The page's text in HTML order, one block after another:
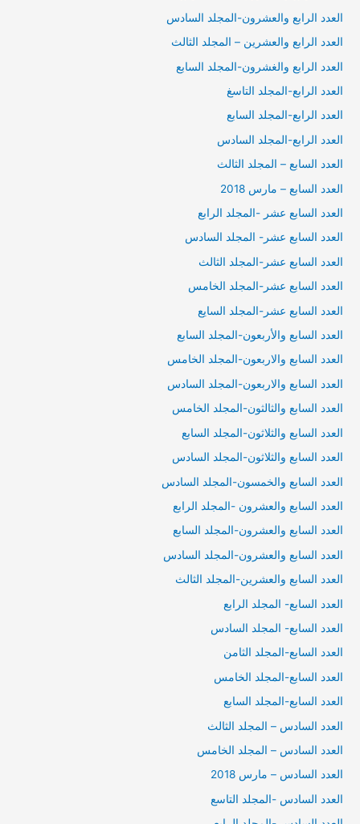
العدد الرابع والعشرون-المجلد السادس
العدد الرابع والعشرين – المجلد الثالث
العدد الرابع والغشرون-المجلد السابع
العدد الرابع-المجلد التاسغ
العدد الرابع-المجلد السابع
العدد الرابع-المجلد السادس
العدد السابع – المجلد الثالث
العدد السابع – مارس 2018
العدد السابع عشر -المجلد الرابع
العدد السابع عشر- المجلد السادس
العدد السابع عشر-المجلد الثالث
العدد السابع عشر-المجلد الخامس
العدد السابع عشر-المجلد السايع
العدد السابع والأربعون-المجلد السابع
العدد السابع والاربعون-المجلد الخامس
العدد السابع والاربعون-المجلد السادس
العدد السابع والثالثون-المجلد الخامس
العدد السابع والثلاثون-المجلد السابع
العدد السابع والثلاثون-المجلد السادس
العدد السابع والخمسون-المجلد السادس
العدد السابع والعشرون -المجلد الرابع
العدد السابع والعشرون-المجلد السابع
العدد السابع والعشرون-المجلد السادس
العدد السابع والعشرين-المجلد الثالث
العدد السابع- المجلد الرابع
العدد السابع- المجلد السادس
العدد السابع-المجلد الثامن
العدد السابع-المجلد الخامس
العدد السابع-المجلد السابع
العدد السادس – المجلد الثالث
العدد السادس – المجلد الخامس
العدد السادس – مارس 2018
العدد السادس -المجلد التاسع